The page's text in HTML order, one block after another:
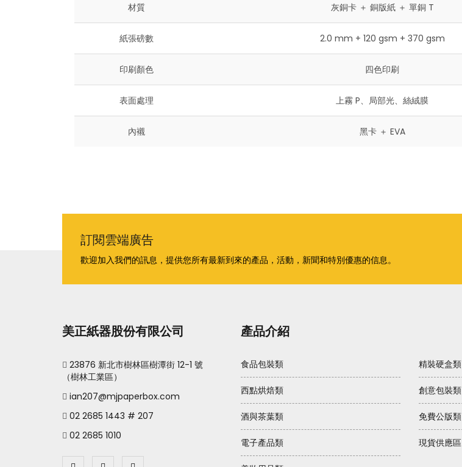
材質 灰銅卡 ＋ 銅版紙 ＋ 單銅 T
紙張磅數 2.0 mm + 120 gsm + 370 gsm
印刷顏色 四色印刷
表面處理 上霧 P、局部光、絲絨膜
內襯 黑卡 ＋ EVA
訂閱雲端廣告
歡迎加入我們的訊息，提供您所有最新到來的產品，活動，新聞和特別優惠的信息。
美正紙器股份有限公司
23876 新北市樹林區樹潭街 12-1 號
（樹林工業區）
ian207@mjpaperbox.com
02 2685 1443 # 207
02 2685 1010
產品介紹
食品包裝類
西點烘焙類
酒與茶葉類
電子產品類
精裝硬盒類
創意包裝類
免費公版類
現貨供應區